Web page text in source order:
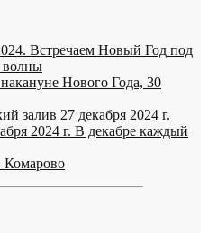
Встречаем Новый Год под
волны
Нового Года, 30
залив 27 декабря 2024 г.
2024 г. В декабре каждый
Комарово